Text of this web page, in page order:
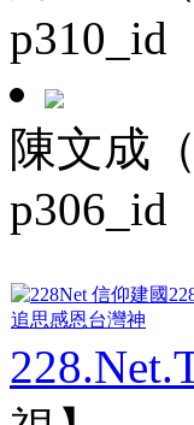
p310_id
陳文成
p306_id